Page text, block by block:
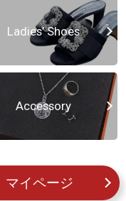
Ladies’ Shoes
Accessory
マイページ